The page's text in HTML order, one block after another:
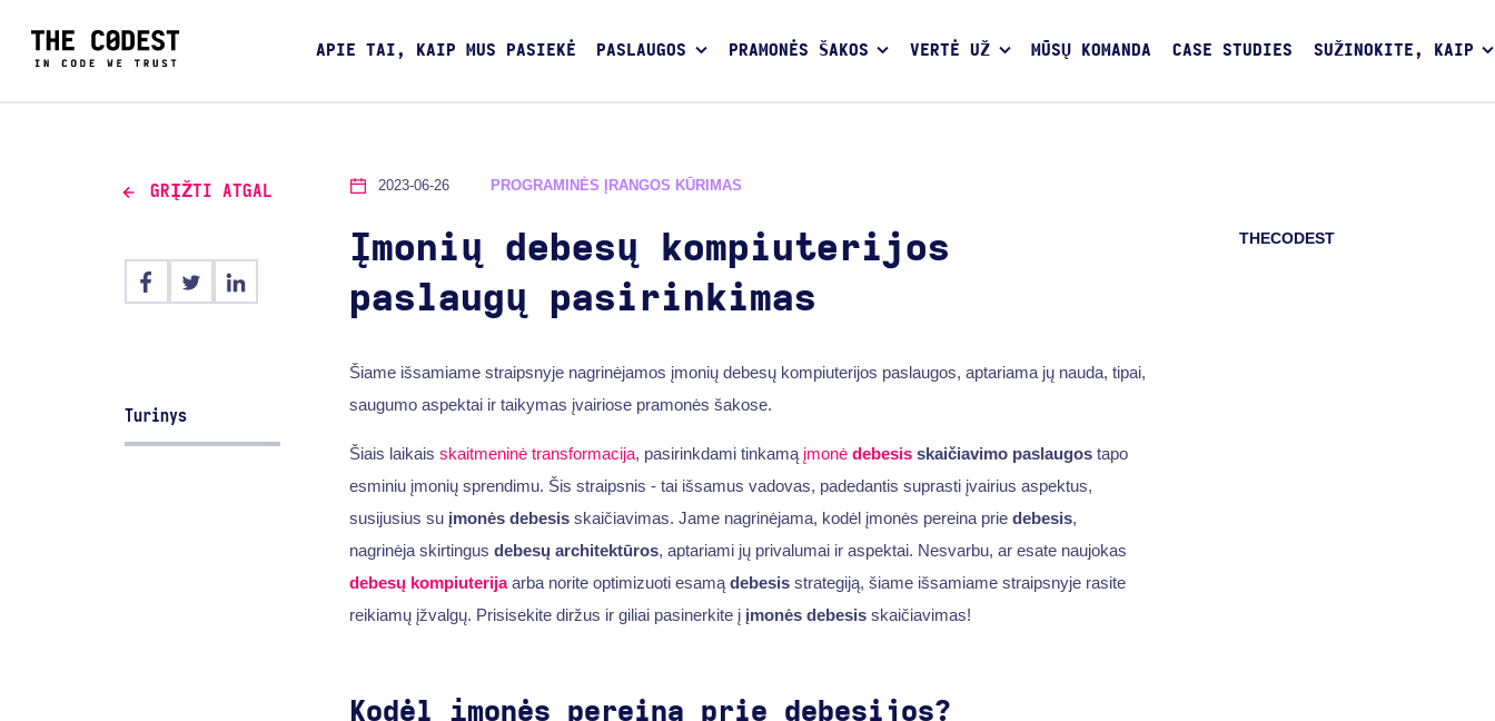
APIE TAI, KAIP MUS PASIEKĖ PASLAUGOS PRAMONĖS ŠAKOS VERTĖ UŽ MŪSŲ KOMANDA CASE STUDIES SUŽINOKITE, KAIP
GRĮŽTI ATGAL
Turinys
2023-06-26 PROGRAMINĖS ĮRANGOS KŪRIMAS
Įmonių debesų kompiuterijos
paslaugų pasirinkimas
THECODEST
Šiame išsamiame straipsnyje nagrinėjamos įmonių debesų kompiuterijos paslaugos, aptariama jų nauda, tipai,
saugumo aspektai ir taikymas įvairiose pramonės šakose.
Šiais laikais skaitmeninė transformacija, pasirinkdami tinkamą įmonė debesisskaičiavimo paslaugostapo
esminiu įmonių sprendimu. Šis straipsnis - tai išsamus vadovas, padedantis suprasti įvairius aspektus,
susijusius su įmonės debesisskaičiavimas. Jame nagrinėjama, kodėl įmonės pereina prie debesis,
nagrinėja skirtingus debesų architektūros, aptariami jų privalumai ir aspektai. Nesvarbu, ar esate naujokas
debesų kompiuterijaarba norite optimizuoti esamą debesisstrategiją, šiame išsamiame straipsnyje rasite
reikiamų įžvalgų. Prisisekite diržus ir giliai pasinerkite įįmonės debesis skaičiavimas!
Kodėl įmonės pereina prie debesijos?